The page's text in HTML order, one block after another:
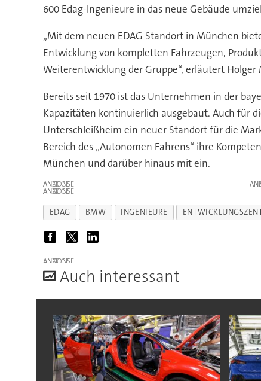
600 Edag-Ingenieure in das neue Gebäude
„Mit dem neuen EDAG Standort in München
Entwicklung von kompletten Fahrzeugen,
Weiterentwicklung der Gruppe“, erläutert Holger
Bereits seit 1970 ist das Unternehmen in der
Kapazitäten kontinuierlich ausgebaut. Auch für
Unterschleißheim ein neuer Standort für die
Bereich des „Autonomen Fahrens“ ihre
München und darüber hinaus mit ein.
ANZEIGE
ANZEIGE
EDAG BMW INGENIEURE
ANZEIGE
Auch interessant